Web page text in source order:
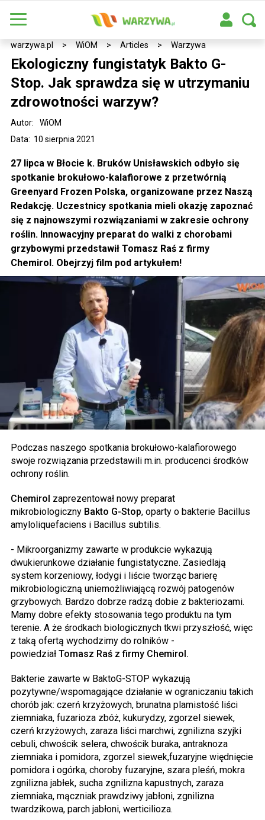
warzywa.pl > WiOM > Articles > Warzywa
Ekologiczny fungistatyk Bakto G-
Stop. Jak sprawdza się w utrzymaniu
zdrowotności warzyw?
Data: 10 sierpnia 2021
Autor: WiOM
27 lipca w Błocie k. Bruków Unisławskich odbyło się
spotkanie brokułowo-kalafiorowe z przetwórnią
Greenyard Frozen Polska, organizowane przez Naszą
Redakcję. Uczestnicy spotkania mieli okazję zapoznać
się z najnowszymi rozwiązaniami w zakresie ochrony
roślin. Innowacyjny preparat do walki z chorobami
grzybowymi przedstawił Tomasz Raś z firmy
Chemirol. Obejrzyj film pod artykułem!
Podczas naszego spotkania brokułowo-kalafiorowego
swoje rozwiązania przedstawili m.in. producenci środków
ochrony roślin.
Chemirol zaprezentował nowy preparat
mikrobiologiczny Bakto G-Stop, oparty o bakterie Bacillus
amyloliquefaciens i Bacillus subtilis.
- Mikroorganizmy zawarte w produkcie wykazują
dwukierunkowe działanie fungistatyczne. Zasiedlają
system korzeniowy, łodygi i liście tworząc barierę
mikrobiologiczną uniemożliwiającą rozwój patogenów
grzybowych. Bardzo dobrze radzą dobie z bakteriozami.
Mamy dobre efekty stosowania tego produktu na tym
terenie. A że środkach biologicznych tkwi przyszłość, więc
z taką ofertą wychodzimy do rolników -
powiedział Tomasz Raś z firmy Chemirol.
Bakterie zawarte w BaktoG-STOP wykazują
pozytywne/wspomagające działanie w ograniczaniu takich
chorób jak: czerń krzyżowych, brunatna plamistość liści
ziemniaka, fuzarioza zbóż, kukurydzy, zgorzel siewek,
czerń krzyżowych, zaraza liści marchwi, zgnilizna szyjki
cebuli, chwościk selera, chwościk buraka, antraknoza
ziemniaka i pomidora, zgorzel siewek,fuzaryjne więdnięcie
pomidora i ogórka, choroby fuzaryjne, szara pleśń, mokra
zgnilizna jabłek, sucha zgnilizna kapustnych, zaraza
ziemniaka, mączniak prawdziwy jabłoni, zgnilizna
twardzikowa, parch jabłoni, werticilioza.